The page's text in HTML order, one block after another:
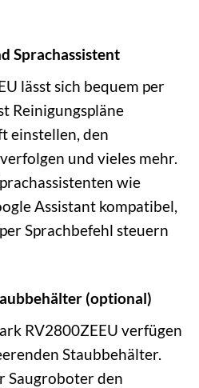
Sprachassistent
lässt sich bequem per
Reinigungspläne
einstellen, den
und vieles mehr.
wie
Assistant kompatibel,
Sprachbefehl steuern
(optional)
RV2800ZEEU verfügen
Staubbehälter.
Saugroboter den